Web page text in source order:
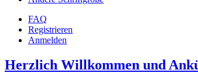
FAQ
Registrieren
Anmelden
Herzlich Willkommen und